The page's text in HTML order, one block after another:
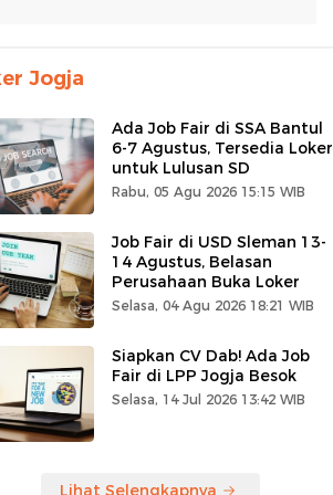
Jogja
Ada Job Fair di SSA Bantul
6-7 Agustus, Tersedia Loker
untuk Lulusan SD
Rabu, 05 Agu 2026 15:15 WIB
Job Fair di USD Sleman 13-
14 Agustus, Belasan
Perusahaan Buka Loker
Selasa, 04 Agu 2026 18:21 WIB
Siapkan CV Dab! Ada Job
Fair di LPP Jogja Besok
Selasa, 14 Jul 2026 13:42 WIB
Lihat Selengkapnya